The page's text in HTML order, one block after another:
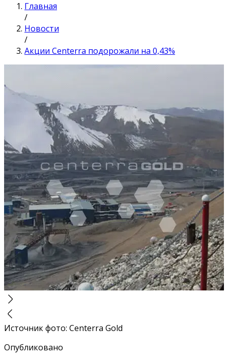
Главная
/
Новости
/
Акции Centerra подорожали на 0,43%
Источник фото: Centerra Gold
Опубликовано